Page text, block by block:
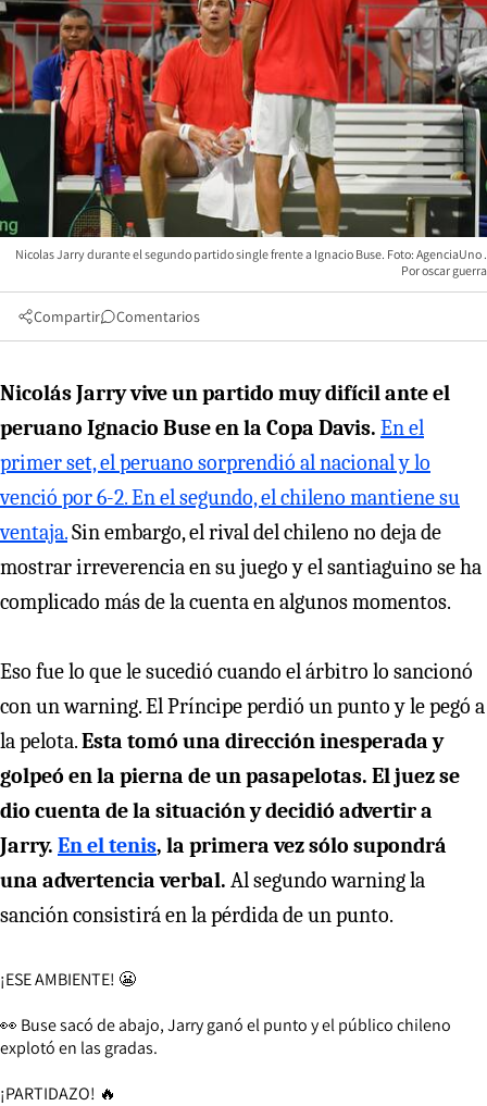
Nicolas Jarry durante el segundo partido single frente a Ignacio Buse. Foto: AgenciaUno
oscar guerra
Compartir Comentarios
Nicolás Jarry vive un partido muy difícil ante el
peruano Ignacio Buse en la Copa Davis. En el
primer set, el peruano sorprendió al nacional y lo
venció por 6-2. En el segundo, el chileno mantiene su
ventaja.Sin embargo, el rival del chileno no deja de
mostrar irreverencia en su juego y el santiaguino se ha
complicado más de la cuenta en algunos momentos.
Eso fue lo que le sucedió cuando el árbitro lo sancionó
con un warning. El Príncipe perdió un punto y le pegó a
la pelota.Esta tomó una dirección inesperada y
golpeó en la pierna de un pasapelotas. El juez se
dio cuenta de la situación y decidió advertir a
Jarry. En el tenis, la primera vez sólo supondrá
una advertencia verbal. Al segundo warning la
sanción consistirá en la pérdida de un punto.
¡ESE AMBIENTE! 😬
👀 Buse sacó de abajo, Jarry ganó el punto y el público chileno
explotó en las gradas.
¡PARTIDAZO! 🔥